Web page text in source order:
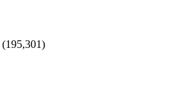
(195,301)